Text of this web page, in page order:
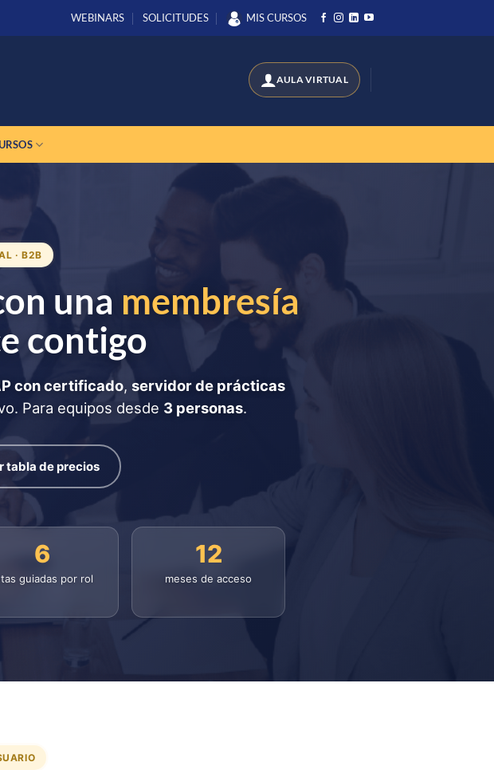
WEBINARS SOLICITUDES MIS CURSOS
· B2B
una membresía
contigo
con certificado, servidor de prácticas
Para equipos desde 3 personas.
tabla de precios
6
guiadas por rol
12
meses de acceso